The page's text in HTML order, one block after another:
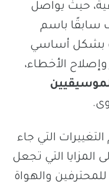
حيث يواصل
سابقًا باسم
بشكل أساسي
الأخطاء،
التي جاء
المزايا التي تجعل
للمحترفين والهواة